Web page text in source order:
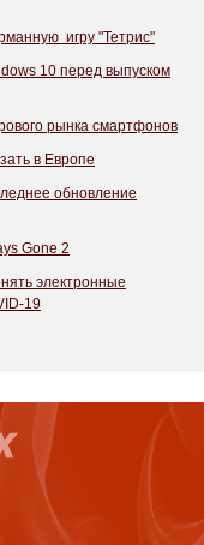
игру "Тетрис"
10 перед выпуском
рынка смартфонов
в Европе
обновление
Gone 2
электронные
19